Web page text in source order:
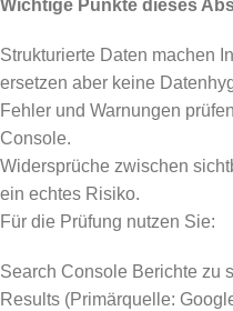
Wichtige Punkte dieses
Strukturierte Daten machen
ersetzen aber keine
Fehler und Warnungen
Console.
Widersprüche zwischen
ein echtes Risiko.
Für die Prüfung nutzen Sie:
Search Console Berichte zu
Results (Primärquelle: